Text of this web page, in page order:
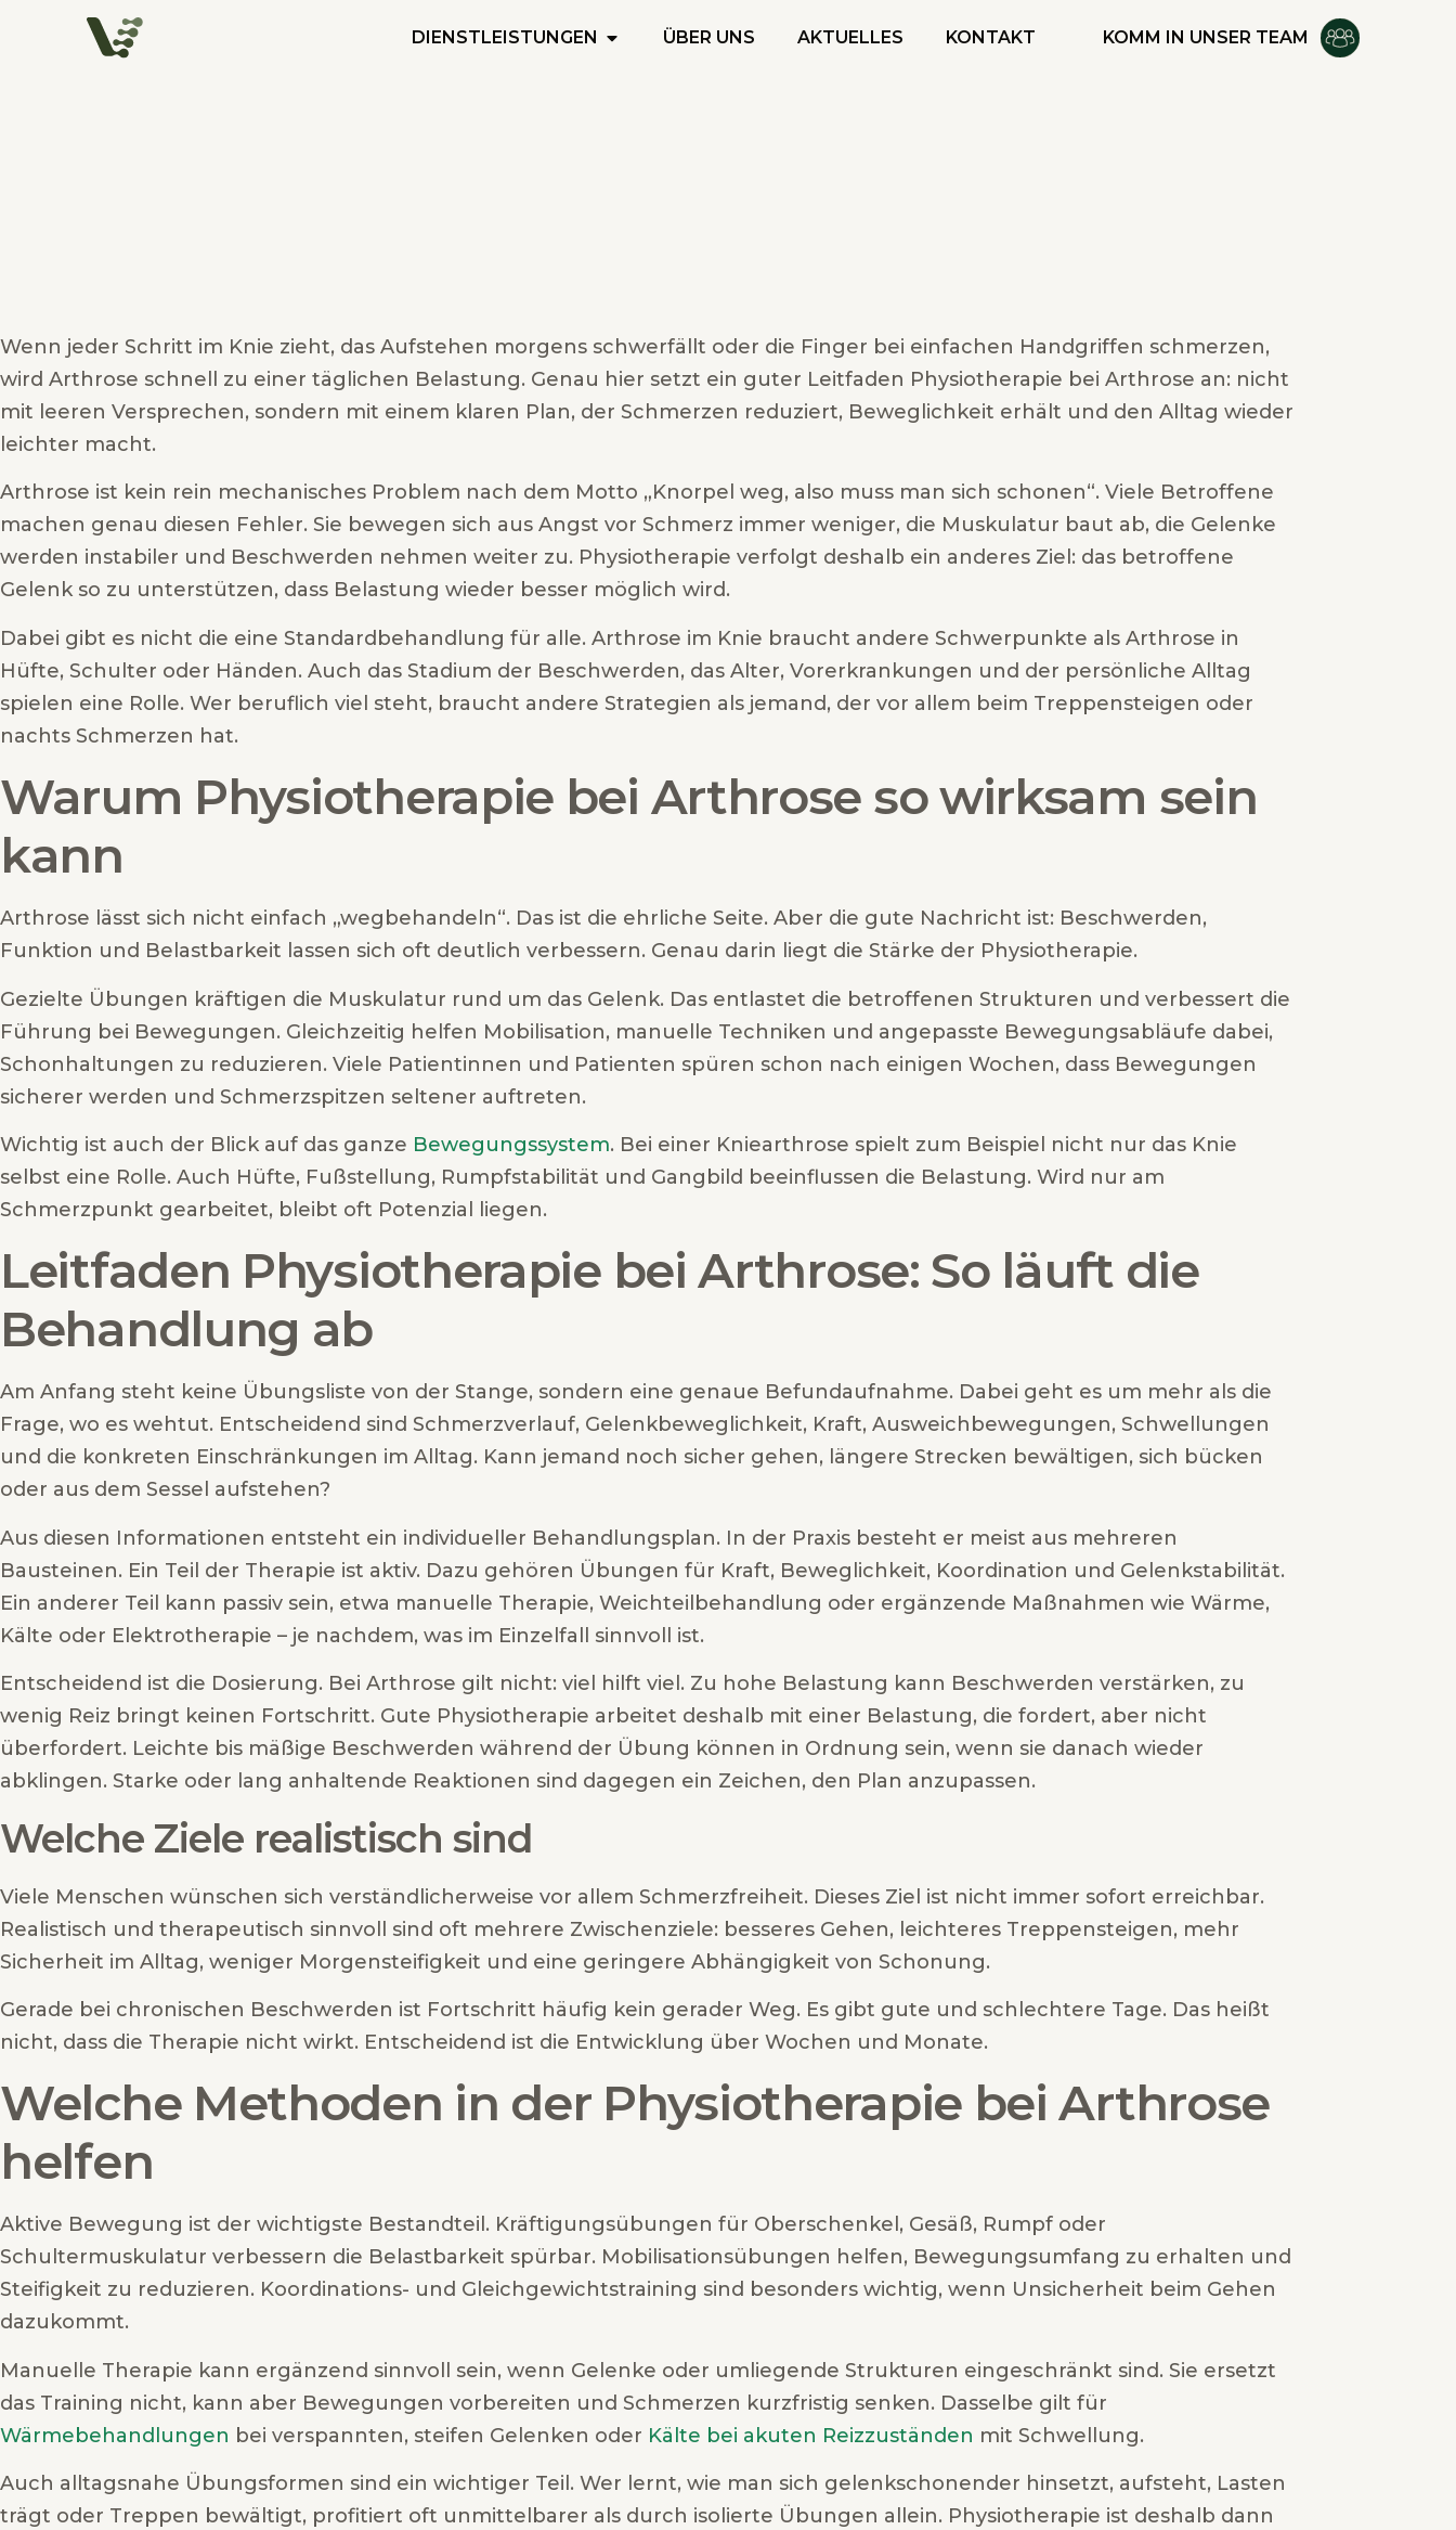
DIENSTLEISTUNGEN ÜBER UNS AKTUELLES KONTAKT KOMM IN UNSER TEAM
Wenn jeder Schritt im Knie zieht, das Aufstehen morgens schwerfällt oder die Finger bei einfachen Handgriffen schmerzen,
wird Arthrose schnell zu einer täglichen Belastung. Genau hier setzt ein guter Leitfaden Physiotherapie bei Arthrose an: nicht
mit leeren Versprechen, sondern mit einem klaren Plan, der Schmerzen reduziert, Beweglichkeit erhält und den Alltag wieder
leichter macht.
Arthrose ist kein rein mechanisches Problem nach dem Motto „Knorpel weg, also muss man sich schonen“. Viele Betroffene
machen genau diesen Fehler. Sie bewegen sich aus Angst vor Schmerz immer weniger, die Muskulatur baut ab, die Gelenke
werden instabiler und Beschwerden nehmen weiter zu. Physiotherapie verfolgt deshalb ein anderes Ziel: das betroffene
Gelenk so zu unterstützen, dass Belastung wieder besser möglich wird.
Dabei gibt es nicht die eine Standardbehandlung für alle. Arthrose im Knie braucht andere Schwerpunkte als Arthrose in
Hüfte, Schulter oder Händen. Auch das Stadium der Beschwerden, das Alter, Vorerkrankungen und der persönliche Alltag
spielen eine Rolle. Wer beruflich viel steht, braucht andere Strategien als jemand, der vor allem beim Treppensteigen oder
nachts Schmerzen hat.
Warum Physiotherapie bei Arthrose so wirksam sein
kann
Arthrose lässt sich nicht einfach „wegbehandeln“. Das ist die ehrliche Seite. Aber die gute Nachricht ist: Beschwerden,
Funktion und Belastbarkeit lassen sich oft deutlich verbessern. Genau darin liegt die Stärke der Physiotherapie.
Gezielte Übungen kräftigen die Muskulatur rund um das Gelenk. Das entlastet die betroffenen Strukturen und verbessert die
Führung bei Bewegungen. Gleichzeitig helfen Mobilisation, manuelle Techniken und angepasste Bewegungsabläufe dabei,
Schonhaltungen zu reduzieren. Viele Patientinnen und Patienten spüren schon nach einigen Wochen, dass Bewegungen
sicherer werden und Schmerzspitzen seltener auftreten.
Wichtig ist auch der Blick auf das ganze Bewegungssystem. Bei einer Kniearthrose spielt zum Beispiel nicht nur das Knie
selbst eine Rolle. Auch Hüfte, Fußstellung, Rumpfstabilität und Gangbild beeinflussen die Belastung. Wird nur am
Schmerzpunkt gearbeitet, bleibt oft Potenzial liegen.
Leitfaden Physiotherapie bei Arthrose: So läuft die
Behandlung ab
Am Anfang steht keine Übungsliste von der Stange, sondern eine genaue Befundaufnahme. Dabei geht es um mehr als die
Frage, wo es wehtut. Entscheidend sind Schmerzverlauf, Gelenkbeweglichkeit, Kraft, Ausweichbewegungen, Schwellungen
und die konkreten Einschränkungen im Alltag. Kann jemand noch sicher gehen, längere Strecken bewältigen, sich bücken
oder aus dem Sessel aufstehen?
Aus diesen Informationen entsteht ein individueller Behandlungsplan. In der Praxis besteht er meist aus mehreren
Bausteinen. Ein Teil der Therapie ist aktiv. Dazu gehören Übungen für Kraft, Beweglichkeit, Koordination und Gelenkstabilität.
Ein anderer Teil kann passiv sein, etwa manuelle Therapie, Weichteilbehandlung oder ergänzende Maßnahmen wie Wärme,
Kälte oder Elektrotherapie – je nachdem, was im Einzelfall sinnvoll ist.
Entscheidend ist die Dosierung. Bei Arthrose gilt nicht: viel hilft viel. Zu hohe Belastung kann Beschwerden verstärken, zu
wenig Reiz bringt keinen Fortschritt. Gute Physiotherapie arbeitet deshalb mit einer Belastung, die fordert, aber nicht
überfordert. Leichte bis mäßige Beschwerden während der Übung können in Ordnung sein, wenn sie danach wieder
abklingen. Starke oder lang anhaltende Reaktionen sind dagegen ein Zeichen, den Plan anzupassen.
Welche Ziele realistisch sind
Viele Menschen wünschen sich verständlicherweise vor allem Schmerzfreiheit. Dieses Ziel ist nicht immer sofort erreichbar.
Realistisch und therapeutisch sinnvoll sind oft mehrere Zwischenziele: besseres Gehen, leichteres Treppensteigen, mehr
Sicherheit im Alltag, weniger Morgensteifigkeit und eine geringere Abhängigkeit von Schonung.
Gerade bei chronischen Beschwerden ist Fortschritt häufig kein gerader Weg. Es gibt gute und schlechtere Tage. Das heißt
nicht, dass die Therapie nicht wirkt. Entscheidend ist die Entwicklung über Wochen und Monate.
Welche Methoden in der Physiotherapie bei Arthrose
helfen
Aktive Bewegung ist der wichtigste Bestandteil. Kräftigungsübungen für Oberschenkel, Gesäß, Rumpf oder
Schultermuskulatur verbessern die Belastbarkeit spürbar. Mobilisationsübungen helfen, Bewegungsumfang zu erhalten und
Steifigkeit zu reduzieren. Koordinations- und Gleichgewichtstraining sind besonders wichtig, wenn Unsicherheit beim Gehen
dazukommt.
Manuelle Therapie kann ergänzend sinnvoll sein, wenn Gelenke oder umliegende Strukturen eingeschränkt sind. Sie ersetzt
das Training nicht, kann aber Bewegungen vorbereiten und Schmerzen kurzfristig senken. Dasselbe gilt für
Wärmebehandlungen bei verspannten, steifen Gelenken oder Kälte bei akuten Reizzuständen mit Schwellung.
Auch alltagsnahe Übungsformen sind ein wichtiger Teil. Wer lernt, wie man sich gelenkschonender hinsetzt, aufsteht, Lasten
trägt oder Treppen bewältigt, profitiert oft unmittelbarer als durch isolierte Übungen allein. Physiotherapie ist deshalb dann